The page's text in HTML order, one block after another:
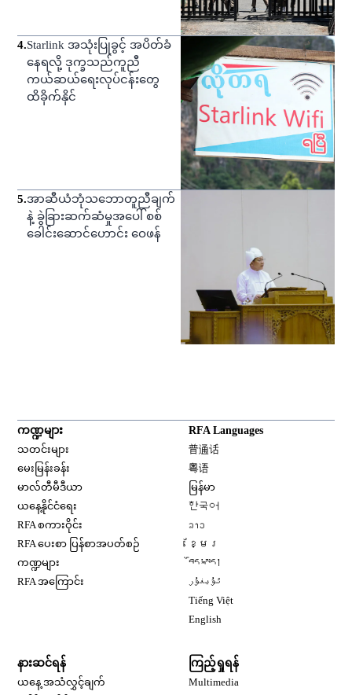
4.Starlink အသုံးပြုခွင့် အပိတ်ခံ
နေရလို့ ဒုက္ခသည်ကူညီ
ကယ်ဆယ်ရေးလုပ်ငန်းတွေ
ထိခိုက်နိုင်
5.အာဆီယံဘုံသဘောတူညီချက်
နဲ့ ခွဲခြားဆက်ဆံမှုအပေါ် စစ်
ခေါင်းဆောင်ဟောင်း ဝေဖန်
ကဏ္ဍများ
သတင်းများ
မေးမြန်းခန်း
မာလ်တီမီဒီယာ
ယနေ့နိုင်ငံရေး
RFA စကားဝိုင်း
RFA ပေးစာ ပြန်စာအပတ်စဉ်
ကဏ္ဍများ
RFA အကြောင်း
RFA Languages
普通话
粤语
မြန်မာ
한국어
ລາວ
ខ្មែរ
བོད་སྐད།
ئۇيغۇر
Tiếng Việt
English
နားဆင်ရန်
ယနေ့ အသံလွှင့်ချက်
ကြည့်ရှုရန်
Multimedia